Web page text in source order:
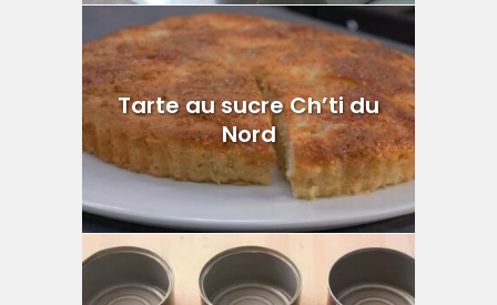
Tarte au sucre Ch’ti du
Nord